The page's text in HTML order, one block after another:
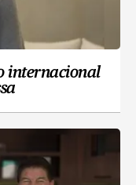
internacional